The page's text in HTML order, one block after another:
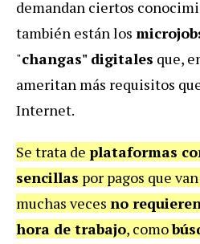
demandan ciertos
también están los
"changas" digitales que,
ameritan más requisitos
Internet.
Se trata de plataformas
sencillas por pagos que
muchas veces no
hora de trabajo, como